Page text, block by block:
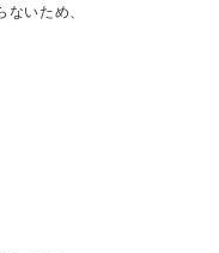
いため、